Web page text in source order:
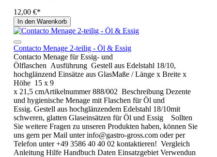
12,00 €*
In den Warenkorb
Contacto Menage 2-teilig - Öl & Essig
Contacto Menage für Essig- und
Ölflaschen Ausführung Gestell aus Edelstahl 18/10,
hochglänzend Einsätze aus GlasMaße / Länge x Breite x
Höhe 15 x 9
x 21,5 cmArtikelnummer 888/002 Beschreibung Dezente
und hygienische Menage mit Flaschen für Öl und
Essig. Gestell aus hochglänzendem Edelstahl 18/10mit
schweren, glatten Glaseinsätzen für Öl und Essig Sollten
Sie weitere Fragen zu unseren Produkten haben, können Sie
uns gern per Mail unter info@gastro-gross.com oder per
Telefon unter +49 3586 40 40 02 kontaktieren! Vergleich
Anleitung Hilfe Handbuch Daten Einsatzgebiet Verwendun